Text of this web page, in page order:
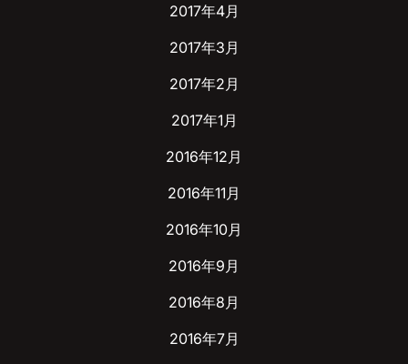
2017年4月
2017年3月
2017年2月
2017年1月
2016年12月
2016年11月
2016年10月
2016年9月
2016年8月
2016年7月